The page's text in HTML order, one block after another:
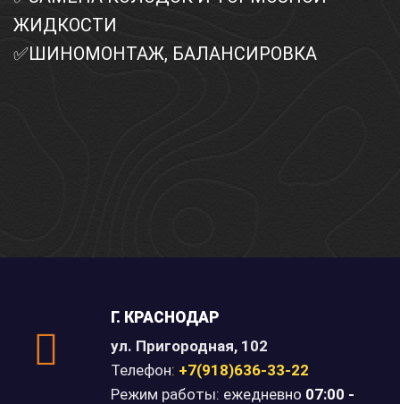
ЖИДКОСТИ
✅ШИНОМОНТАЖ, БАЛАНСИРОВКА
Г. КРАСНОДАР
ул. Пригородная, 102
Телефон: +7(918)636-33-22
Режим работы: ежедневно 07:00 -